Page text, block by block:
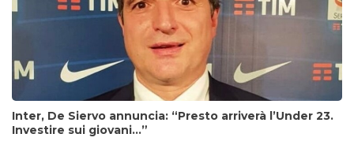
Inter, De Siervo annuncia: “Presto arriverà l’Under 23.
Investire sui giovani…”